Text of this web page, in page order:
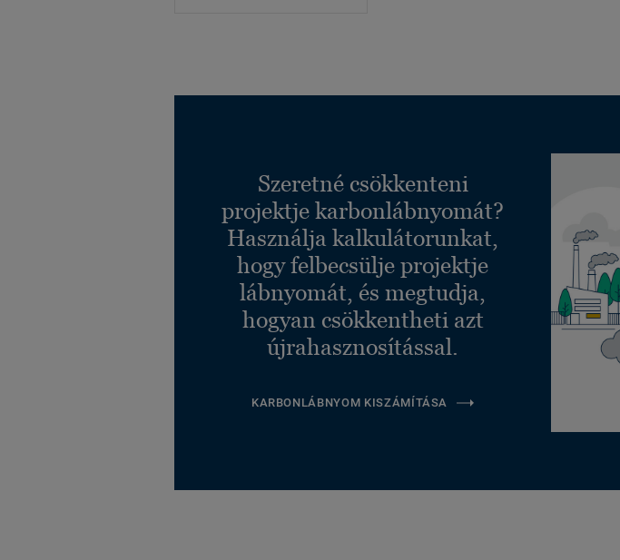
Szeretné csökkenteni
projektje karbonlábnyomát?
Használja kalkulátorunkat,
hogy felbecsülje projektje
lábnyomát, és megtudja,
hogyan csökkentheti azt
újrahasznosítással.
KARBONLÁBNYOM KISZÁMÍTÁSA